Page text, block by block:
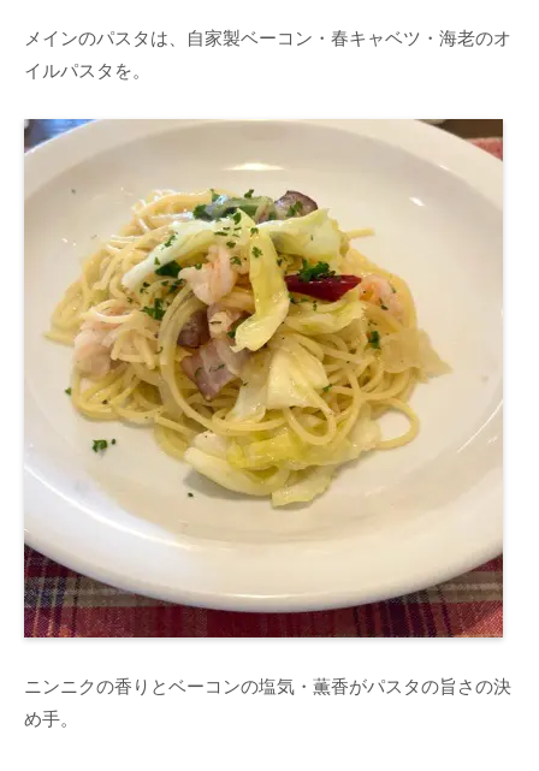
メインのパスタは、自家製ベーコン・春キャベツ・海老のオ
イルパスタを。
ニンニクの香りとベーコンの塩気・薫香がパスタの旨さの決
め手。